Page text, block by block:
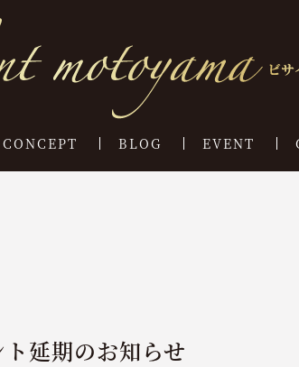
CONCEPT BLOG EVENT
延期のお知らせ